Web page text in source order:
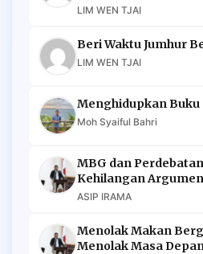
LIM WEN TJAI
Beri Waktu Jumhur
LIM WEN TJAI
Menghidupkan Buku
Moh Syaiful Bahri
MBG dan
Kehilangan Argumen
ASIP IRAMA
Menolak Makan
Menolak Masa